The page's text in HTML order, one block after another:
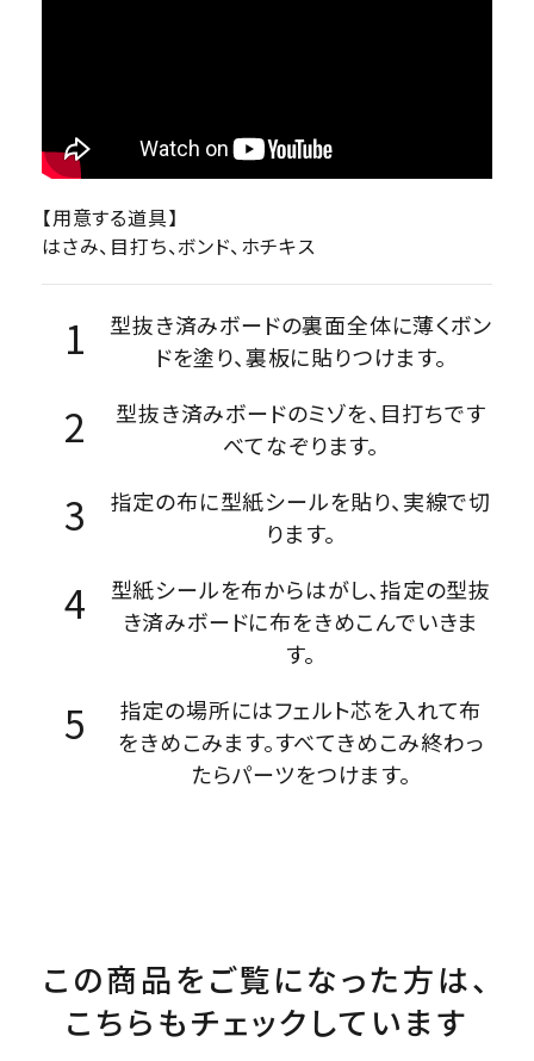
【用意する道具】
はさみ、目打ち、ボンド、ホチキス
型抜き済みボードの裏面全体に薄くボン
ドを塗り、裏板に貼りつけます。
型抜き済みボードのミゾを、目打ちです
べてなぞります。
指定の布に型紙シールを貼り、実線で切
ります。
型紙シールを布からはがし、指定の型抜
き済みボードに布をきめこんでいきま
す。
指定の場所にはフェルト芯を入れて布
をきめこみます。すべてきめこみ終わっ
たらパーツをつけます。
この商品をご覧になった方は、
こちらもチェックしています